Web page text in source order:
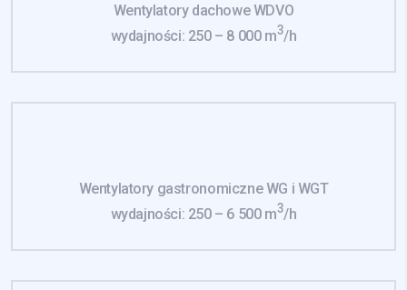
Wentylatory dachowe WDVO
wydajności: 250 – 8 000 m3/h
Wentylatory gastronomiczne WG i WGT
wydajności: 250 – 6 500 m3/h